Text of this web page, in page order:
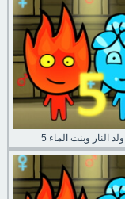
النار وبنت الماء 5